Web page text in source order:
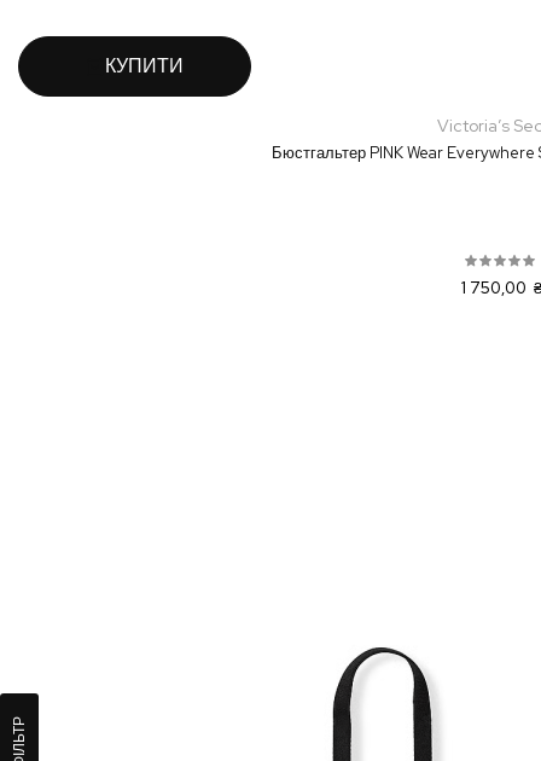
КУПИТИ
Victoria’s
Бюстгальтер PINK Wear
1 750,00 ₴
ФІЛЬТР